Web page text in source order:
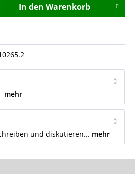
In den Warenkorb
mehr
und diskutieren... mehr